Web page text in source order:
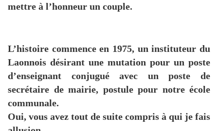
mettre à l’honneur un couple.
L’histoire commence en 1975, un instituteur du
Laonnois désirant une mutation pour un poste
d’enseignant conjugué avec un poste de
secrétaire de mairie, postule pour notre école
communale.
Oui, vous avez tout de suite compris à qui je fais